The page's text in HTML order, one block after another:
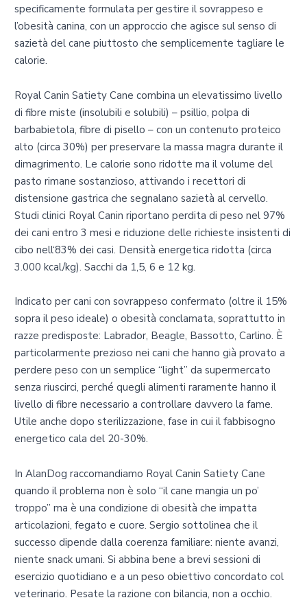
specificamente formulata per gestire il sovrappeso e
l’obesità canina, con un approccio che agisce sul senso di
sazietà del cane piuttosto che semplicemente tagliare le
calorie.
Royal Canin Satiety Cane combina un elevatissimo livello
di fibre miste (insolubili e solubili) – psillio, polpa di
barbabietola, fibre di pisello – con un contenuto proteico
alto (circa 30%) per preservare la massa magra durante il
dimagrimento. Le calorie sono ridotte ma il volume del
pasto rimane sostanzioso, attivando i recettori di
distensione gastrica che segnalano sazietà al cervello.
Studi clinici Royal Canin riportano perdita di peso nel 97%
dei cani entro 3 mesi e riduzione delle richieste insistenti di
cibo nell‘83% dei casi. Densità energetica ridotta (circa
3.000 kcal/kg). Sacchi da 1,5, 6 e 12 kg.
Indicato per cani con sovrappeso confermato (oltre il 15%
sopra il peso ideale) o obesità conclamata, soprattutto in
razze predisposte: Labrador, Beagle, Bassotto, Carlino. È
particolarmente prezioso nei cani che hanno già provato a
perdere peso con un semplice “light” da supermercato
senza riuscirci, perché quegli alimenti raramente hanno il
livello di fibre necessario a controllare davvero la fame.
Utile anche dopo sterilizzazione, fase in cui il fabbisogno
energetico cala del 20-30%.
In AlanDog raccomandiamo Royal Canin Satiety Cane
quando il problema non è solo “il cane mangia un po’
troppo” ma è una condizione di obesità che impatta
articolazioni, fegato e cuore. Sergio sottolinea che il
successo dipende dalla coerenza familiare: niente avanzi,
niente snack umani. Si abbina bene a brevi sessioni di
esercizio quotidiano e a un peso obiettivo concordato col
veterinario. Pesate la razione con bilancia, non a occhio.